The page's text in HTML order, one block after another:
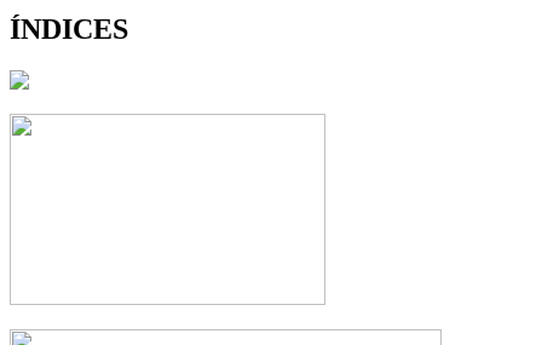
ÍNDICES